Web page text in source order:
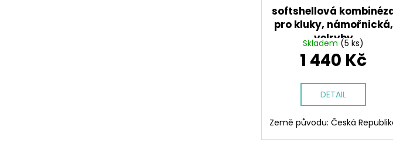
softshellová
pro kluky, námořnická,
velryby
Skladem (5 ks)
1 440 Kč
DETAIL
Země původu: Česká